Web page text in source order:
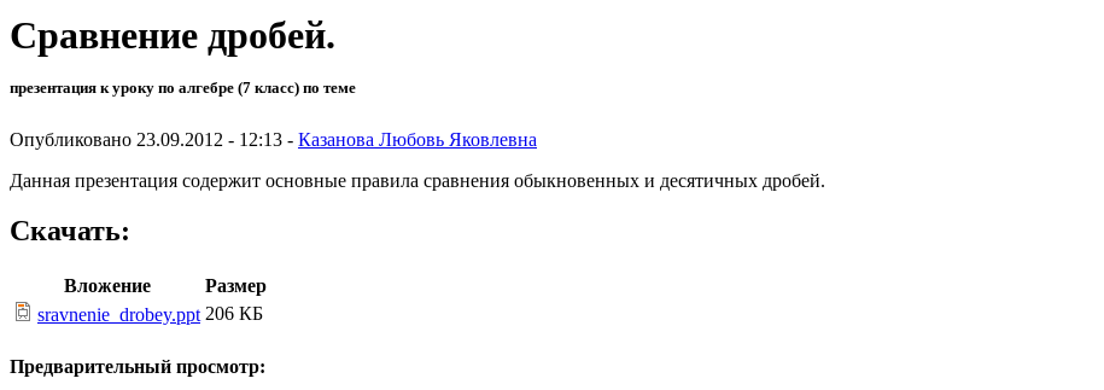
Сравнение дробей.
презентация к уроку по алгебре (7 класс) по теме
Опубликовано 23.09.2012 - 12:13 - Казанова Любовь Яковлевна
Данная презентация содержит основные правила сравнения обыкновенных и десятичных дробей.
Скачать:
Вложение
Размер
sravnenie_drobey.ppt 206 КБ
Предварительный просмотр: